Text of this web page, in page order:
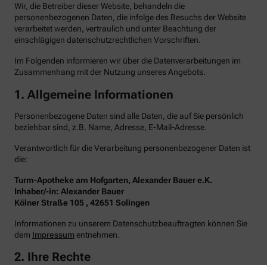
Wir, die Betreiber dieser Website, behandeln die
personenbezogenen Daten, die infolge des Besuchs der Website
verarbeitet werden, vertraulich und unter Beachtung der
einschlägigen datenschutzrechtlichen Vorschriften.
Im Folgenden informieren wir über die Datenverarbeitungen im
Zusammenhang mit der Nutzung unseres Angebots.
1. Allgemeine Informationen
Personenbezogene Daten sind alle Daten, die auf Sie persönlich
beziehbar sind, z.B. Name, Adresse, E-Mail-Adresse.
Verantwortlich für die Verarbeitung personenbezogener Daten ist
die:
Turm-Apotheke am Hofgarten, Alexander Bauer e.K.
Inhaber/-in: Alexander Bauer
Kölner Straße 105 , 42651 Solingen
Informationen zu unserem Datenschutzbeauftragten können Sie
dem Impressum entnehmen.
2. Ihre Rechte